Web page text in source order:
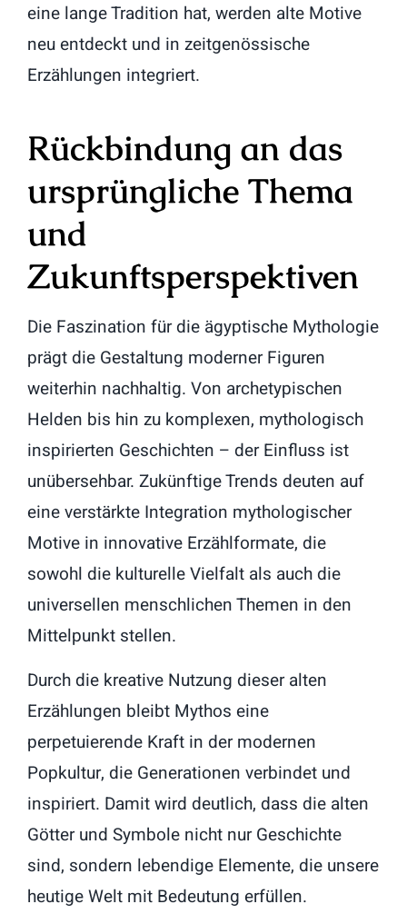
eine lange Tradition hat, werden alte Motive
neu entdeckt und in zeitgenössische
Erzählungen integriert.
Rückbindung an das
ursprüngliche Thema
und
Zukunftsperspektiven
Die Faszination für die ägyptische Mythologie
prägt die Gestaltung moderner Figuren
weiterhin nachhaltig. Von archetypischen
Helden bis hin zu komplexen, mythologisch
inspirierten Geschichten – der Einfluss ist
unübersehbar. Zukünftige Trends deuten auf
eine verstärkte Integration mythologischer
Motive in innovative Erzählformate, die
sowohl die kulturelle Vielfalt als auch die
universellen menschlichen Themen in den
Mittelpunkt stellen.
Durch die kreative Nutzung dieser alten
Erzählungen bleibt Mythos eine
perpetuierende Kraft in der modernen
Popkultur, die Generationen verbindet und
inspiriert. Damit wird deutlich, dass die alten
Götter und Symbole nicht nur Geschichte
sind, sondern lebendige Elemente, die unsere
heutige Welt mit Bedeutung erfüllen.